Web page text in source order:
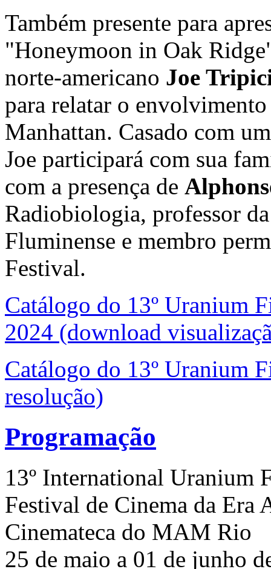
Também presente para
"Honeymoon in Oak
norte-americano Joe
para relatar o
Manhattan. Casado com
Joe participará com sua
com a presença de
Radiobiologia, professor
Fluminense e membro
Festival.
Catálogo do 13º Uranium
2024 (download
Catálogo do 13º Uranium
resolução)
Programação
13º International Uranium
Festival de Cinema da Era
Cinemateca do MAM Rio
25 de maio a 01 de junho